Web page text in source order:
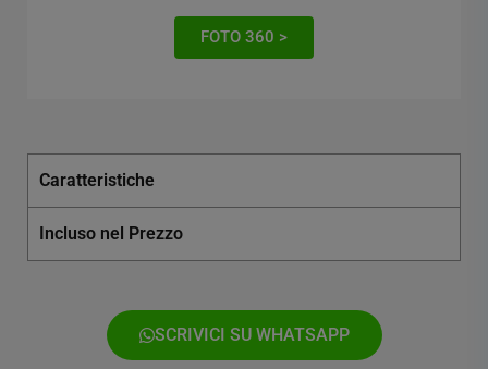
FOTO 360 >
Caratteristiche
Incluso nel Prezzo
SCRIVICI SU WHATSAPP